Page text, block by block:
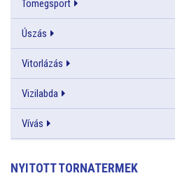
Tömegsport
Úszás
Vitorlázás
Vizilabda
Vívás
NYITOTT TORNATERMEK